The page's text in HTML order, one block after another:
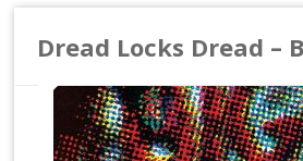
Dread Locks Dread –